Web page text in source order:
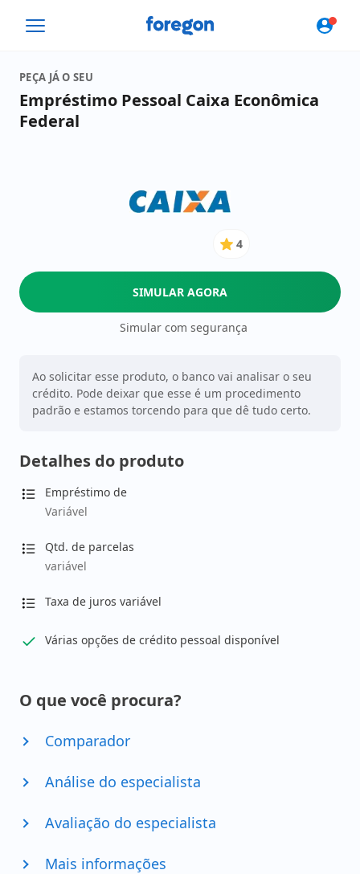
Foregon.com
PEÇA JÁ O SEU
Empréstimo Pessoal Caixa Econômica
Federal
4
de
5
4
SIMULAR AGORA
Simular com segurança
Ao solicitar esse produto, o banco vai analisar o seu
crédito. Pode deixar que esse é um procedimento
padrão e estamos torcendo para que dê tudo certo.
Detalhes do produto
Empréstimo de
Variável
Qtd. de parcelas
variável
Taxa de juros variável
Várias opções de crédito pessoal disponível
O que você procura?
Comparador
Análise do especialista
Avaliação do especialista
Mais informações